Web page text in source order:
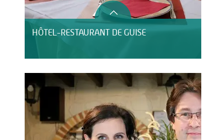
HÔTEL-RESTAURANT DE GUISE